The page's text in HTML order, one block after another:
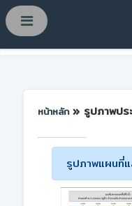
หน้าหลัก » รูปภาพปร
รูปภาพแผนที่